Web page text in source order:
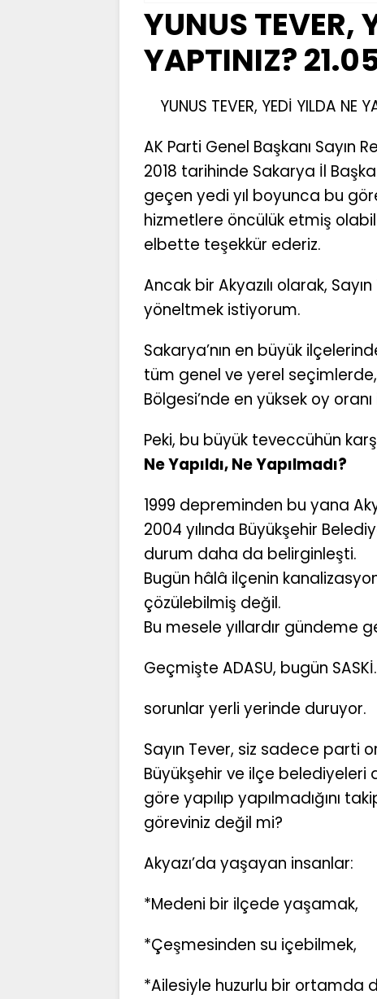
YUNUS TEVER,
YAPTINIZ?
YUNUS TEVER, YEDİ YILDA NE
AK Parti Genel Başkanı Sayın
2018 tarihinde Sakarya İl
geçen yedi yıl boyunca bu
hizmetlere öncülük etmiş
elbette teşekkür ederiz.
Ancak bir Akyazılı olarak,
yöneltmek istiyorum.
Sakarya’nın en büyük
tüm genel ve yerel
Bölgesi’nde en yüksek oy
Peki, bu büyük teveccühün
Ne Yapıldı, Ne Yapılmadı?
1999 depreminden bu yana
2004 yılında Büyükşehir
durum daha da belirginleşti.
Bugün hâlâ ilçenin
çözülebilmiş değil.
Bu mesele yıllardır gündeme
Geçmişte ADASU, bugün
sorunlar yerli yerinde duruyor.
Sayın Tever, siz sadece parti
Büyükşehir ve ilçe belediyeleri
göre yapılıp yapılmadığını
göreviniz değil mi?
Akyazı’da yaşayan insanlar:
*Medeni bir ilçede yaşamak,
*Çeşmesinden su içebilmek,
*Ailesiyle huzurlu bir ortamda